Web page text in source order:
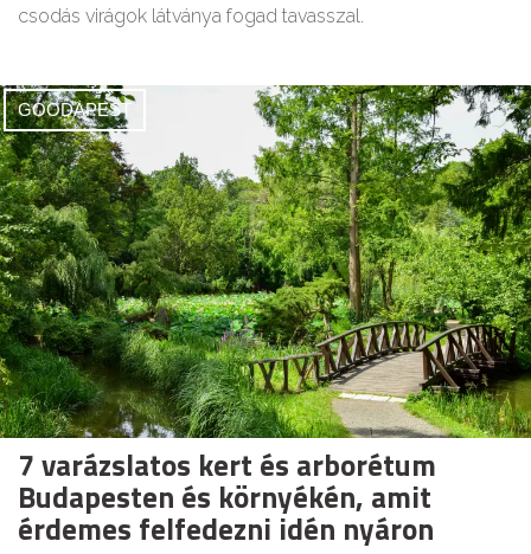
csodás virágok látványa fogad tavasszal.
GOODAPEST
7 varázslatos kert és arborétum
Budapesten és környékén, amit
érdemes felfedezni idén nyáron